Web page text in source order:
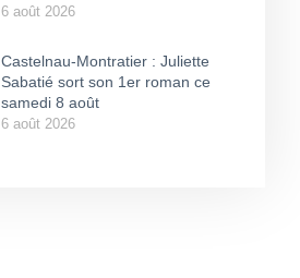
6 août 2026
Castelnau-Montratier : Juliette
Sabatié sort son 1er roman ce
samedi 8 août
6 août 2026